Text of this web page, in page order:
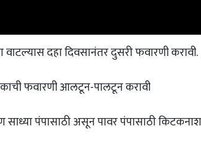
दहा दिवसानंतर दुसरी फवारणी करावी.
फवारणी आलटून-पालटून करावी
साध्या पंपासाठी असून पावर पंपासाठी